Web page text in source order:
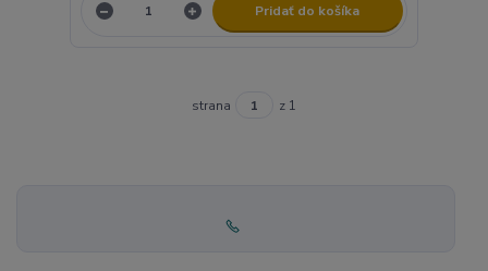
Pridať do košíka
strana z 1